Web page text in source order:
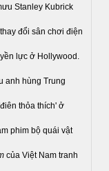
Stanley Kubrick
đổi sân chơi điện
lực ở Hollywood.
anh hùng Trung
thỏa thích' ở
phim bộ quái vật
của Việt Nam tranh